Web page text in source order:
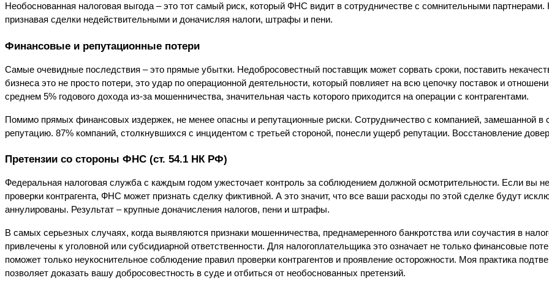
Необоснованная налоговая выгода – это тот самый риск, который ФНС видит в сотрудничестве с сомнительными
признавая сделки недействительными и доначисляя налоги, штрафы и пени.
Финансовые и репутационные потери
Самые очевидные последствия – это прямые убытки. Недобросовестный поставщик может сорвать сроки, поставить
бизнеса это не просто потери, это удар по операционной деятельности, который повлияет на всю цепочку поставок и
среднем 5% годового дохода из-за мошенничества, значительная часть которого приходится на операции с контрагентами.
Помимо прямых финансовых издержек, не менее опасны и репутационные риски. Сотрудничество с компанией, замешанной
репутацию. 87% компаний, столкнувшихся с инцидентом с третьей стороной, понесли ущерб репутации. Восстановление
Претензии со стороны ФНС (ст. 54.1 НК РФ)
Федеральная налоговая служба с каждым годом ужесточает контроль за соблюдением должной осмотрительности. Если вы
проверки контрагента, ФНС может признать сделку фиктивной. А это значит, что все ваши расходы по этой сделке будут
аннулированы. Результат – крупные доначисления налогов, пени и штрафы.
В самых серьезных случаях, когда выявляются признаки мошенничества, преднамеренного банкротства или соучастия в
привлечены к уголовной или субсидиарной ответственности. Для налогоплательщика это означает не только финансовые
поможет только неукоснительное соблюдение правил проверки контрагентов и проявление осторожности. Моя практика
позволяет доказать вашу добросовестность в суде и отбиться от необоснованных претензий.